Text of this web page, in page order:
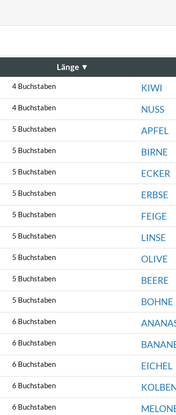
Länge ▼
4 Buchstaben
KIWI
4 Buchstaben
NUSS
5 Buchstaben
APFEL
5 Buchstaben
BIRNE
5 Buchstaben
ECKER
5 Buchstaben
ERBSE
5 Buchstaben
FEIGE
5 Buchstaben
LINSE
5 Buchstaben
OLIVE
5 Buchstaben
BEERE
5 Buchstaben
BOHNE
6 Buchstaben
6 Buchstaben
6 Buchstaben
EICHEL
6 Buchstaben
6 Buchstaben